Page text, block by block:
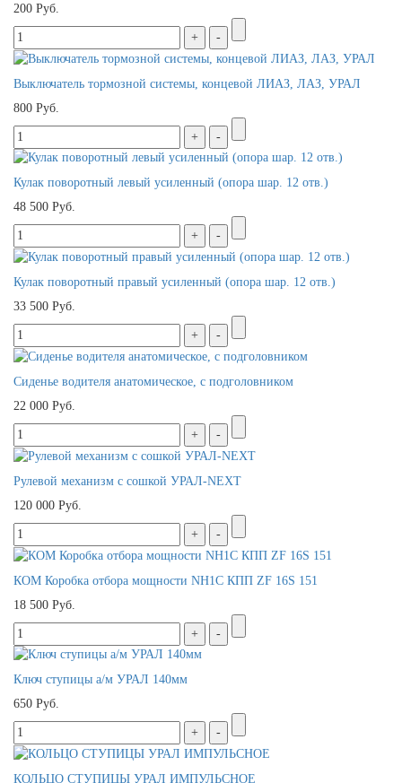
200 Руб.
Выключатель тормозной системы, концевой ЛИАЗ, ЛАЗ, УРАЛ
800 Руб.
Кулак поворотный левый усиленный (опора шар. 12 отв.)
48 500 Руб.
Кулак поворотный правый усиленный (опора шар. 12 отв.)
33 500 Руб.
Сиденье водителя анатомическое, с подголовником
22 000 Руб.
Рулевой механизм с сошкой УРАЛ-NEXT
120 000 Руб.
КОМ Коробка отбора мощности NH1C КПП ZF 16S 151
18 500 Руб.
Ключ ступицы а/м УРАЛ 140мм
650 Руб.
КОЛЬЦО СТУПИЦЫ УРАЛ ИМПУЛЬСНОЕ